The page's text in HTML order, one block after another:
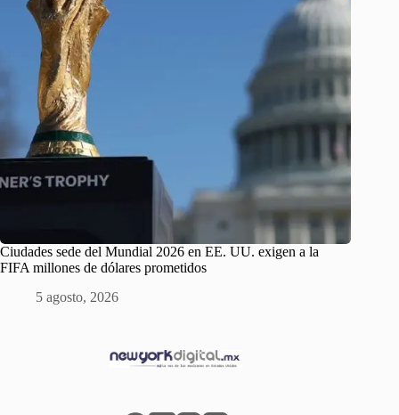
Ciudades sede del Mundial 2026 en EE. UU. exigen a la
FIFA millones de dólares prometidos
5 agosto, 2026